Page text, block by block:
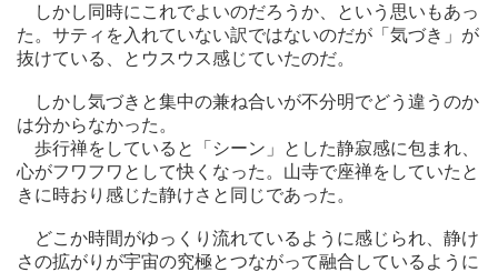
しかし同時にこれでよいのだろうか、という思いもあっ
た。サティを入れていない訳ではないのだが「気づき」が
抜けている、とウスウス感じていたのだ。
しかし気づきと集中の兼ね合いが不分明でどう違うのか
は分からなかった。
歩行禅をしていると「シーン」とした静寂感に包まれ、
心がフワフワとして快くなった。山寺で座禅をしていたと
きに時おり感じた静けさと同じであった。
どこか時間がゆっくり流れているように感じられ、静け
さの拡がりが宇宙の究極とつながって融合しているように